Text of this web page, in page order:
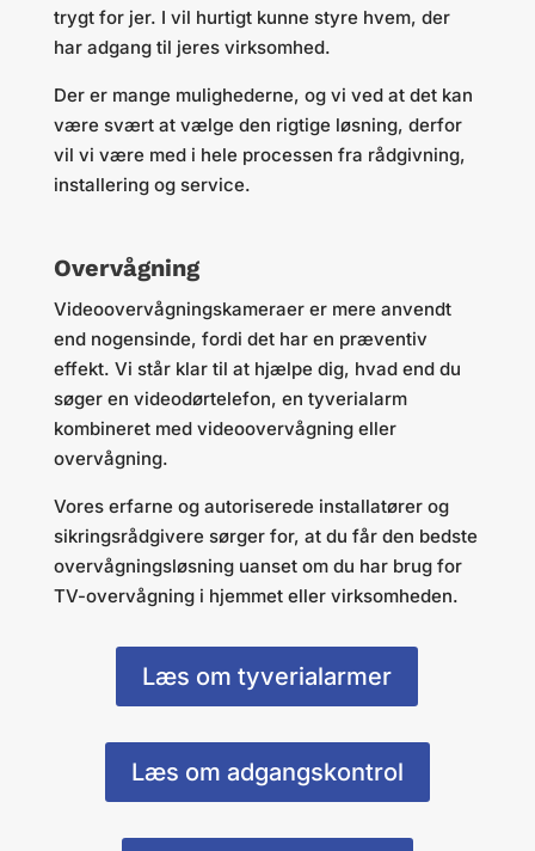
trygt for jer. I vil hurtigt kunne styre hvem, der
har adgang til jeres virksomhed.
Der er mange mulighederne, og vi ved at det kan
være svært at vælge den rigtige løsning, derfor
vil vi være med i hele processen fra rådgivning,
installering og service.
Overvågning
Videoovervågningskameraer er mere anvendt
end nogensinde, fordi det har en præventiv
effekt. Vi står klar til at hjælpe dig, hvad end du
søger en videodørtelefon, en tyverialarm
kombineret med videoovervågning eller
overvågning.
Vores erfarne og autoriserede installatører og
sikringsrådgivere sørger for, at du får den bedste
overvågningsløsning uanset om du har brug for
TV-overvågning i hjemmet eller virksomheden.
Læs om tyverialarmer
Læs om adgangskontrol